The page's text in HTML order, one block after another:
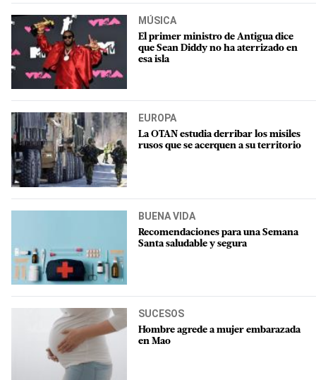
MÚSICA
El primer ministro de Antigua dice
que Sean Diddy no ha aterrizado en
esa isla
EUROPA
La OTAN estudia derribar los misiles
rusos que se acerquen a su territorio
BUENA VIDA
Recomendaciones para una Semana
Santa saludable y segura
SUCESOS
Hombre agrede a mujer embarazada
en Mao